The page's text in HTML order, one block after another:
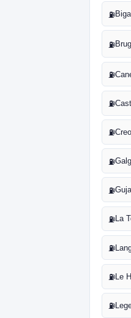
⛽
⛽
⛽
⛽
⛽
⛽
⛽
⛽La
⛽
⛽Le
⛽